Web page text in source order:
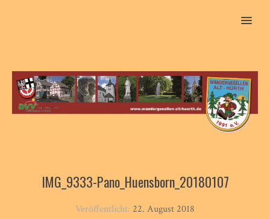
MENU
IMG_9333-Pano_Huensborn_20180107
Veröffentlicht: 22. August 2018